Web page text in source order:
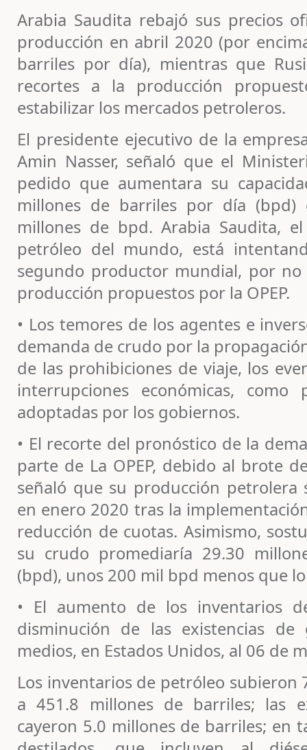
Arabia Saudita rebajó sus precios
producción en abril 2020 (por
barriles por día), mientras que
recortes a la producción
estabilizar los mercados petroleros.
El presidente ejecutivo de la
Amin Nasser, señaló que el
pedido que aumentara su
millones de barriles por día (bpd)
millones de bpd. Arabia Saudita,
petróleo del mundo, está
segundo productor mundial, por
producción propuestos por la OPEP.
• Los temores de los agentes e
demanda de crudo por la
de las prohibiciones de viaje, los
interrupciones económicas,
adoptadas por los gobiernos.
• El recorte del pronóstico de la
parte de La OPEP, debido al brote
señaló que su producción
en enero 2020 tras la
reducción de cuotas. Asimismo,
su crudo promediaría 29.30
(bpd), unos 200 mil bpd menos que
• El aumento de los inventarios
disminución de las existencias de
medios, en Estados Unidos, al 06 de
Los inventarios de petróleo subieron
a 451.8 millones de barriles; las
cayeron 5.0 millones de barriles; en